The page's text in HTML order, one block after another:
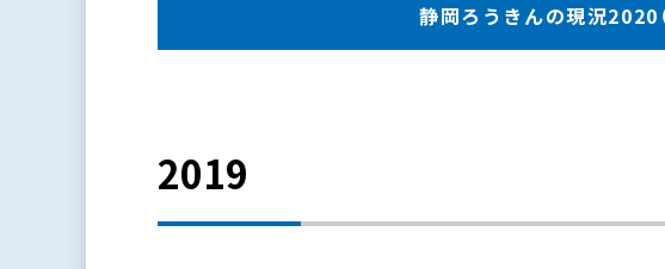
静岡ろうきんの現況2020
2019